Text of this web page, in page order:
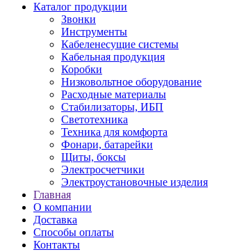
Каталог продукции
Звонки
Инструменты
Кабеленесущие системы
Кабельная продукция
Коробки
Низковольтное оборудование
Расходные материалы
Стабилизаторы, ИБП
Светотехника
Техника для комфорта
Фонари, батарейки
Щиты, боксы
Электросчетчики
Электроустановочные изделия
Главная
О компании
Доставка
Способы оплаты
Контакты